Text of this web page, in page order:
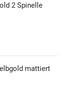
2 Spinelle
mattiert